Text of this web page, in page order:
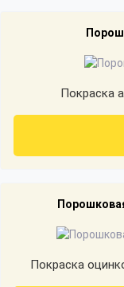
Покраска
Покраска